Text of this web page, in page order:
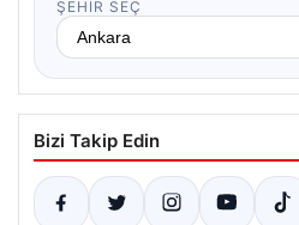
ŞEHIR SEÇ
Bizi Takip Edin